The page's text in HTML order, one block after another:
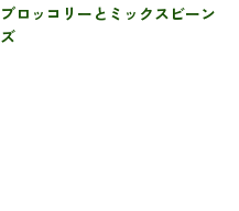
ブロッコリーとミックスビーン
ズ